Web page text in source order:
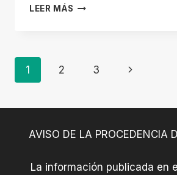
LEER MÁS CLUB
Navegación
Página
1 2 3
Siguiente
AVISO DE LA PROCEDENCIA
La información publicada en